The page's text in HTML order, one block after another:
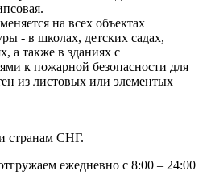
на всех объектах
- в школах, детских садах,
а также в зданиях с
к пожарной безопасности для
из листовых или элементых
странам СНГ.
ежедневно с 8:00 – 24:00